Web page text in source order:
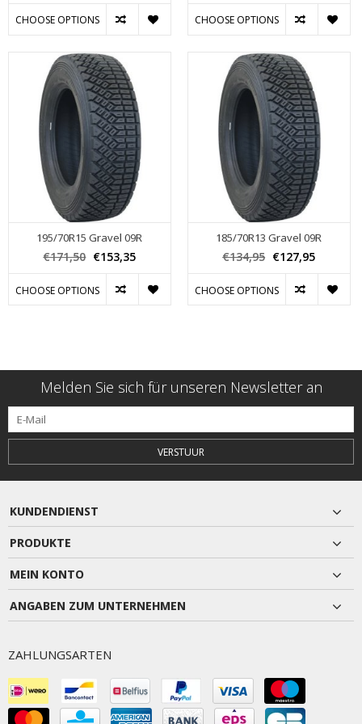
CHOOSE OPTIONS CHOOSE OPTIONS
195/70R15 Gravel 09R
€171,50 €153,35
CHOOSE OPTIONS
185/70R13 Gravel 09R
€134,95 €127,95
CHOOSE OPTIONS
Melden Sie sich für unseren Newsletter an
VERSTUUR
KUNDENDIENST
PRODUKTE
MEIN KONTO
ANGABEN ZUM UNTERNEHMEN
ZAHLUNGSARTEN